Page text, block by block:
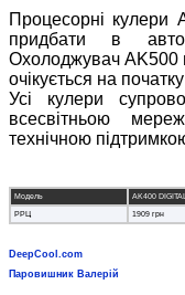
Процесорні
придбати в
Охолоджувач AK500
очікується на
Усі кулери
всесвітньою
технічною
Модель AK400
РРЦ
1909 грн
DeepCool.com
Паровишник Валерій